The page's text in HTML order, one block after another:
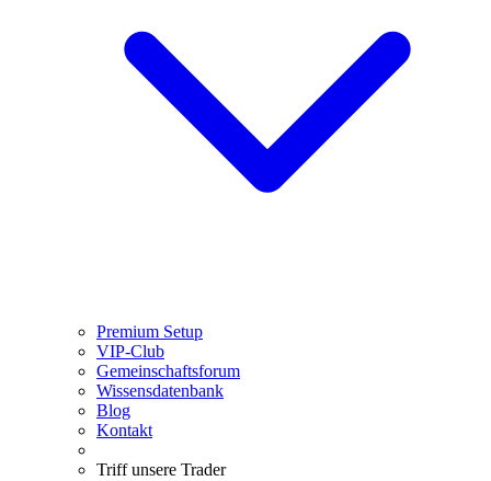
Premium Setup
VIP-Club
Gemeinschaftsforum
Wissensdatenbank
Blog
Kontakt
Triff unsere Trader